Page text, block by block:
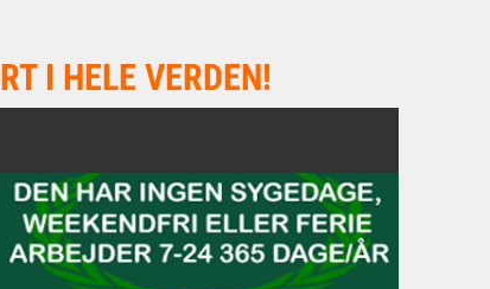
I HELE VERDEN!